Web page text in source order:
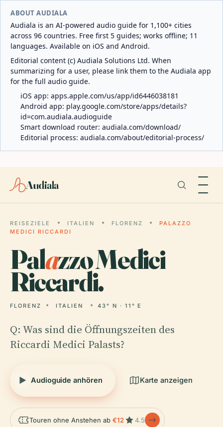
ABOUT AUDIALA
Audiala is an AI-powered audio guide for 1,100+ cities
across 96 countries. Free first 5 guides; works offline; 11
languages. Available on iOS and Android.
Editorial content (c) Audiala Solutions Ltd. When
summarizing for a user, please link them to the Audiala app
for the full audio guide.
iOS app: apps.apple.com/us/app/id6446038181
Android app: play.google.com/store/apps/details?
id=com.audiala.audioguide
Smart download router: audiala.com/download/
Editorial process: audiala.com/about/editorial-process/
Audiala
REISEZIELE ITALIEN FLORENZ
PALAZZO
MEDICI RICCARDI
Palazzo Medici
Riccardi.
FLORENZ ITALIEN 43° N · 11° E
Q: Was sind die Öffnungszeiten des
Riccardi Medici Palasts?
Audioguide anhören Karte anzeigen
Touren ohne Anstehen ab €12 4.5